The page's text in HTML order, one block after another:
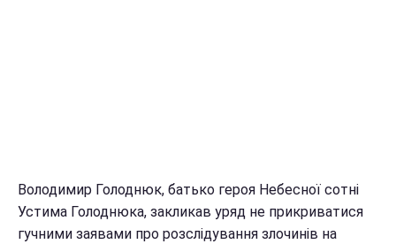
Володимир Голоднюк, батько героя Небесної сотні
Устима Голоднюка, закликав уряд не прикриватися
гучними заявами про розслідування злочинів на